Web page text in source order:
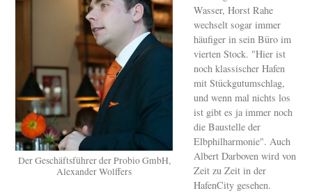
Der Geschäftsführer der Probio GmbH,
Alexander Wolffers
Wasser, Horst Rahe
wechselt sogar immer
häufiger in sein Büro im
vierten Stock. "Hier ist
noch klassischer Hafen
mit Stückgutumschlag,
und wenn mal nichts los
ist gibt es ja immer noch
die Baustelle der
Elbphilharmonie". Auch
Albert Darboven wird von
Zeit zu Zeit in der
HafenCity gesehen.